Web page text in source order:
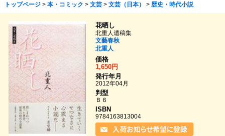
トップページ> 本・コミック > 文芸> 文芸（日本） > 歴史・時代小説
花晒し
北重人遺稿集
文藝春秋
北重人
価格
1,650円
発行年月
2012年04月
判型
Ｂ６
ISBN
9784163813004